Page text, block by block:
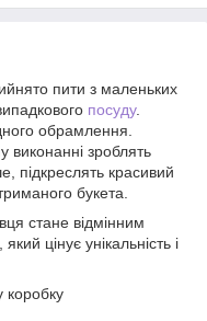
пити з маленьких
посуду.
обрамлення.
виконанні зроблять
підкреслять красивий
букета.
стане відмінним
цінує унікальність і
коробку